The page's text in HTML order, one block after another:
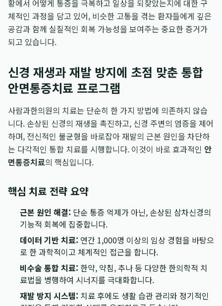
황에서 어떻게 통증을 극복하고 일상을 되찾았는지에 대한 구
체적인 과정을 담고 있어, 비슷한 고통을 겪는 환자들에게 깊은
공감과 함께 실질적인 회복 가능성을 보여주는 중요한 증거가
되고 있습니다.
신경 재생과 재발 방지에 초점 맞춘 통합
안면통증치료 프로그램
사람과한의원의 치료는 단순히 한 가지 방법에 의존하지 않습
니다. 손상된 신경의 재생을 촉진하고, 신경 주변의 염증을 제어
하며, 전신적인 불균형을 바로잡아 재발의 근본 원인을 차단하
는 다각적인 통합 치료를 시행합니다. 이것이 바로 효과적인 안
면통증치료의 핵심입니다.
핵심 치료 전략 요약
근본 원인 해결: 단순 통증 억제가 아닌, 손상된 삼차신경의
기능적 회복에 집중합니다.
데이터 기반 치료: 연간 1,000명 이상의 임상 경험을 바탕으
로 한 과학적이고 체계적인 접근을 합니다.
비수술 통합 치료: 한약, 약침, 추나 등 다양한 한의학적 치
료법을 병행하여 시너지를 극대화합니다.
재발 방지 시스템: 치료 후에도 생활 습관 관리와 정기적인